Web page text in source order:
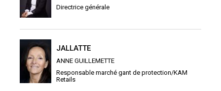
Directrice générale
JALLATTE
ANNE GUILLEMETTE
Responsable marché gant de protection/KAM
Retails